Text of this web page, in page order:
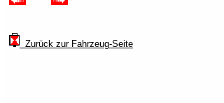
Zurück zur Fahrzeug-Seite